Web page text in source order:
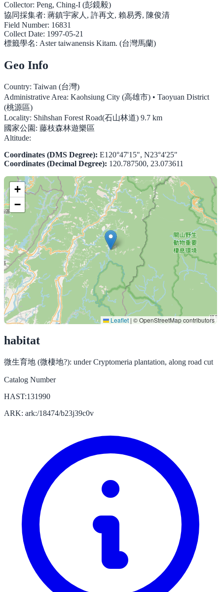
Collector: Peng, Ching-I (彭鏡毅)
協同採集者: 蔣鎮宇家人, 許再文, 賴易秀, 陳俊清
Field Number: 16831
Collect Date: 1997-05-21
標籤學名: Aster taiwanensis Kitam. (台灣馬蘭)
Geo Info
Country: Taiwan (台灣)
Administrative Area: Kaohsiung City (高雄市) • Taoyuan District
(桃源區)
Locality: Shihshan Forest Road(石山林道) 9.7 km
國家公園: 藤枝森林遊樂區
Altitude:
Coordinates (DMS Degree): E120°47'15", N23°4'25"
Coordinates (Decimal Degree): 120.787500, 23.073611
+
−
Leaflet | © OpenStreetMap contributors
habitat
微生育地 (微棲地?): under Cryptomeria plantation, along road cut
Catalog Number
HAST:131990
ARK: ark:/18474/b23j39c0v